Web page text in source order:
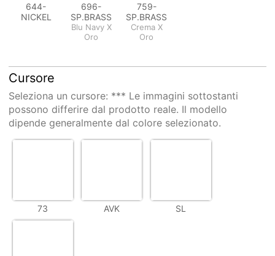
644-
NICKEL
696-
SP.BRASS
Blu Navy X
Oro
759-
SP.BRASS
Crema X
Oro
Cursore
Seleziona un cursore: *** Le immagini sottostanti
possono differire dal prodotto reale. Il modello
dipende generalmente dal colore selezionato.
73 AVK SL